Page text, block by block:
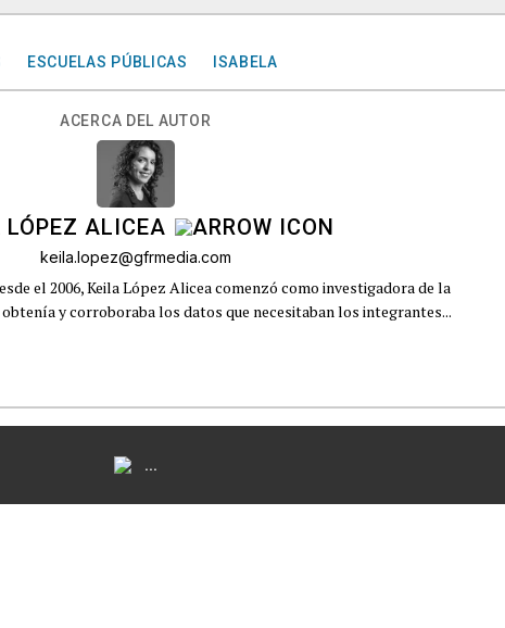
ESCUELAS PÚBLICAS ISABELA
ACERCA DEL AUTOR
LÓPEZ ALICEA
keila.lopez@gfrmedia.com
el 2006, Keila López Alicea comenzó como investigadora de la
y corroboraba los datos que necesitaban los integrantes...
...